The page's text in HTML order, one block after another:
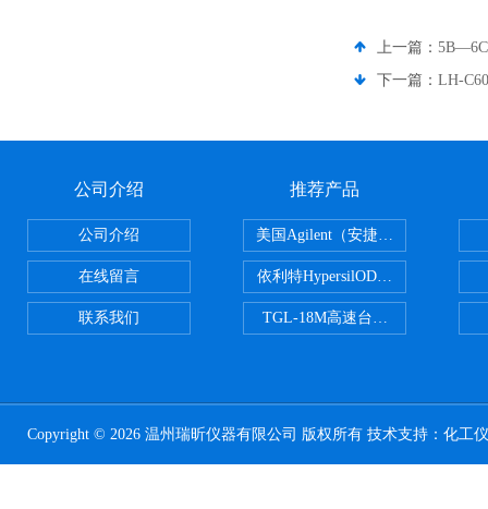
上一篇：
下一篇： LH-
公司介绍
公司介绍
在线留言
联系我们
推荐产品
美国Agilent（安捷伦） PLOT色谱
依利特HypersilODS2/C18/C8/
TGL-18M高速台式冷冻离心机
Copyright © 2026 温州瑞昕仪器有限公司 版权所有 技术支持： 化工